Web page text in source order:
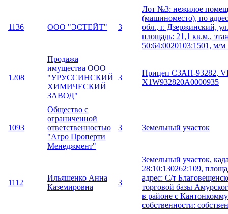
1136 ООО "ЭСТЕЙТ" 3
Лот №3: нежилое
(машиноместо), по
обл., г. Дзержинский,
площадь: 21,1 кв.м.,
50:64:0020103:1501, м/м
1208
Продажа
имущества ООО
"УРУССИНСКИЙ
ХИМИЧЕСКИЙ
ЗАВОД"
3
Прицеп СЗАП-93282,
Х1W932820А0000935
1093
Общество с
ограниченной
ответственностью
"Агро Проперти
Менеджмент"
3 Земельный участок
1112
Ильяшенко Анна
Каземировна
3
Земельный участок,
28:10:130262:109,
адрес: С/т
торговой базы
в районе с
собственности: